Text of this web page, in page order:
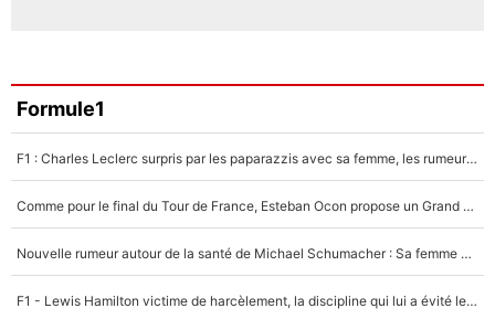
Formule1
F1 : Charles Leclerc surpris par les paparazzis avec sa femme, les rumeurs étaient vraies !
Comme pour le final du Tour de France, Esteban Ocon propose un Grand Prix de Formule 1 à Paris : «Autour de l’Arc de Triomphe, ce serait génial» !
Nouvelle rumeur autour de la santé de Michael Schumacher : Sa femme Corinna sort du silence
F1 - Lewis Hamilton victime de harcèlement, la discipline qui lui a évité le pire : «J'aurais probablement mal tourné»